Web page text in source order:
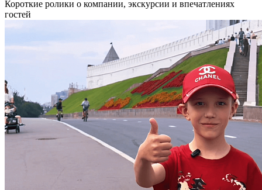
Короткие ролики о компании, экскурсии и впечатлениях
гостей